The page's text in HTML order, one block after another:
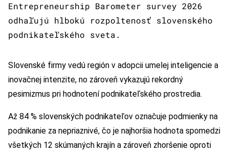
Entrepreneurship Barometer survey 2026
odhaľujú hlbokú rozpoltenosť slovenského
podnikateľského sveta.
Slovenské firmy vedú región v adopcii umelej inteligencie a
inovačnej intenzite, no zároveň vykazujú rekordný
pesimizmus pri hodnotení podnikateľského prostredia.
Až 84 % slovenských podnikateľov označuje podmienky na
podnikanie za nepriaznivé, čo je najhoršia hodnota spomedzi
všetkých 12 skúmaných krajín a zároveň zhoršenie oproti